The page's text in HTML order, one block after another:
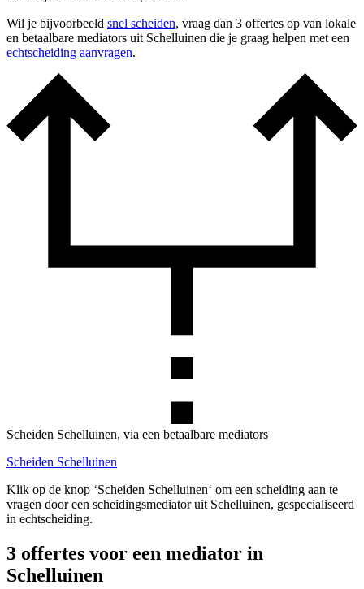
Wil je bijvoorbeeld snel scheiden, vraag dan 3 offertes op van lokale
en betaalbare mediators uit Schelluinen die je graag helpen met een
echtscheiding aanvragen.
Scheiden Schelluinen, via een betaalbare mediators
Scheiden Schelluinen
Klik op de knop ‘Scheiden Schelluinen‘ om een scheiding aan te
vragen door een scheidingsmediator uit Schelluinen, gespecialiseerd
in echtscheiding.
3 offertes voor een mediator in
Schelluinen